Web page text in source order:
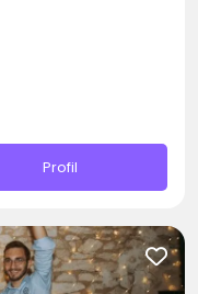
Profil